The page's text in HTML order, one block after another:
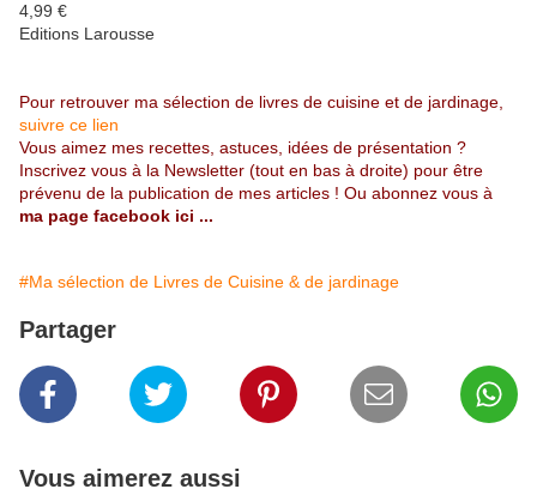
4,99 €
Editions Larousse
Pour retrouver ma sélection de livres de cuisine et de jardinage,
suivre ce lien
Vous aimez mes recettes, astuces, idées de présentation ?
Inscrivez vous à la Newsletter (tout en bas à droite) pour être
prévenu de la publication de mes articles ! Ou abonnez vous à
ma page facebook ici ...
#Ma sélection de Livres de Cuisine & de jardinage
Partager
Vous aimerez aussi